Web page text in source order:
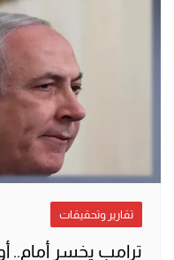
تقارير وتحقيقات
ترامب يخسر أمام..